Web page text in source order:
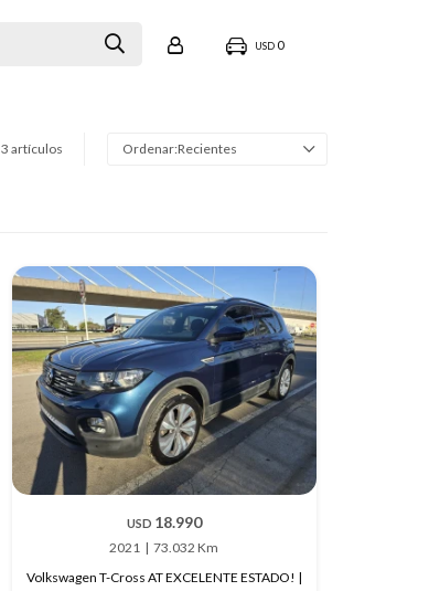
USD 0
3 artículos Recientes
USD 18.990
2021
73.032 Km
Volkswagen T-Cross AT EXCELENTE ESTADO! |